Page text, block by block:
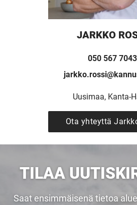
JARKKO
050 567 7043
Uusimaa, Kanta-
Ota yhteyttä
TILAA
Saat ensimmäisenä tietoa